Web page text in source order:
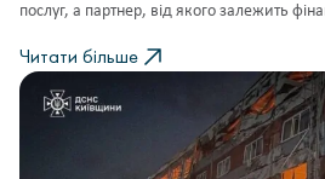
послуг, а партнер, від якого залежить
Читати більше